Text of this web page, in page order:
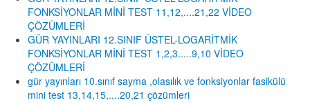
FONKSİYONLAR MİNİ TEST 11,12,....21,22 VİDEO
ÇÖZÜMLERİ
GÜR YAYINLARI 12.SINIF ÜSTEL-LOGARİTMİK
FONKSİYONLAR MİNİ TEST 1,2,3.....9,10 VİDEO
ÇÖZÜMLERİ
gür yayınları 10.sınıf sayma ,olasılık ve fonksiyonlar fasikülü
mini test 13,14,15,....20,21 çözümleri